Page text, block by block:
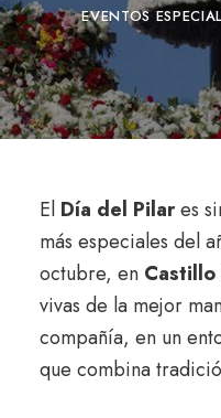
EVENTOS
El Día del Pilares
más especiales del
octubre, en Castillo
vivas de la mejor
compañía, en un
que combina